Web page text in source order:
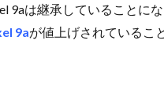
9aは継承していることに
9aが値上げされているこ